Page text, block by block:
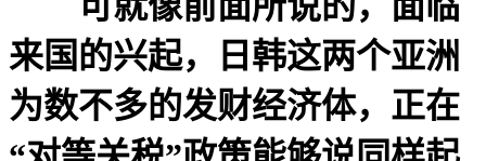
来国的兴起，日韩这两个亚洲
为数不多的发财经济体，正在